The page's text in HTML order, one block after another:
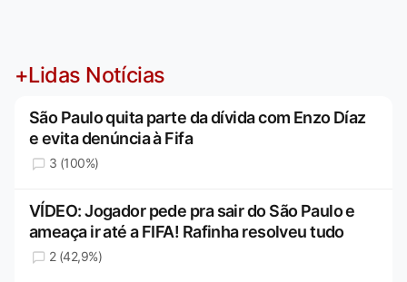
+Lidas Notícias
São Paulo quita parte da dívida com Enzo Díaz
e evita denúncia à Fifa
3 (100%)
VÍDEO: Jogador pede pra sair do São Paulo e
ameaça ir até a FIFA! Rafinha resolveu tudo
2 (42,9%)